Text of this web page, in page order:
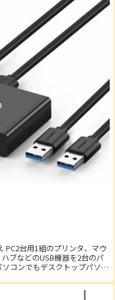
PC2台用1組のプリンタ、マウ
ブなどのUSB機器を2台のパ
コンでもデスクトップパソコ